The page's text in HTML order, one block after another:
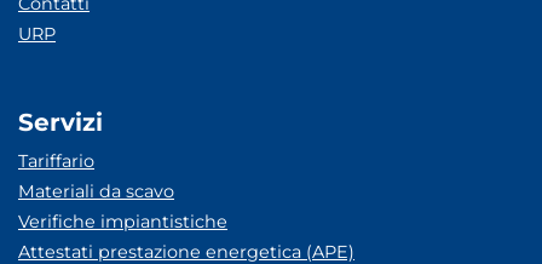
URP
Servizi
Tariffario
Materiali da scavo
Verifiche impiantistiche
Attestati prestazione energetica (APE)